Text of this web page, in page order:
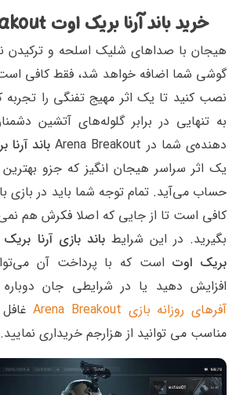
خرید باند آرنا بریک اوت Arena Breakout
هیجان با صدا‌های شلیک اسلحه و ترکیدن
گوشی شما اضافه خواهد شد، فقط کافی است
نصب کنید تا یک اثر مهیج تفنگی را
به تنهایی در برابر گلوله‌های آتشین
دهنده‌ی شما در Arena Breakout
باند
یک اثر سراسر هیجان انگیز که جزو بهترین
حساب می‌آید. تمام توجه‌ شما باید در
کافی است تا از جایی که اصلا فکرش هم
بگیرید. در این شرایطباند بازی آرنا
بریک اوتاست که با پرداخت آن
افزایش دهید یا در شرایطی جان
آفرهای روزانه بازی Arena Breakout
غافل
مناسب می توانید از هزارجم خریداری نمایید.